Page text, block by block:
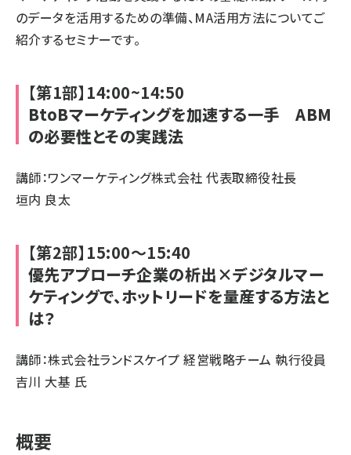
のデータを活用するための準備、MA活用方法についてご
紹介するセミナーです。
【第1部】14:00~14:50
BtoBマーケティングを加速する一手 ABM
の必要性とその実践法
講師：ワンマーケティング株式会社 代表取締役社長
垣内 良太
【第2部】15:00～15:40
優先アプローチ企業の析出×デジタルマー
ケティングで、ホットリードを量産する方法と
は？
講師：株式会社ランドスケイプ 経営戦略チーム 執行役員
吉川 大基 氏
概要